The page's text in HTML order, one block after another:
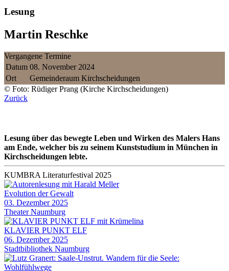
Lesung
Martin Reschke
Vergangene Termine
Datum 08. November 2024
Ort
Gemeinderaum Kirchscheidungen
© Foto: Rüdiger Prang (Kirche Kirchscheidungen)
Zurück
Lesung über das bewegte Leben und Wirken des Malers Hans
am Ende, welcher bis zu seinem Kunststudium in München in
Kirchscheidungen lebte.
KUMBRA Literaturfestival 2025
Evolution der Gewalt
03. Dezember 2025
Theater Naumburg
KLAVIER PUNKT ELF
06. Dezember 2025
Stadtbibliothek Naumburg